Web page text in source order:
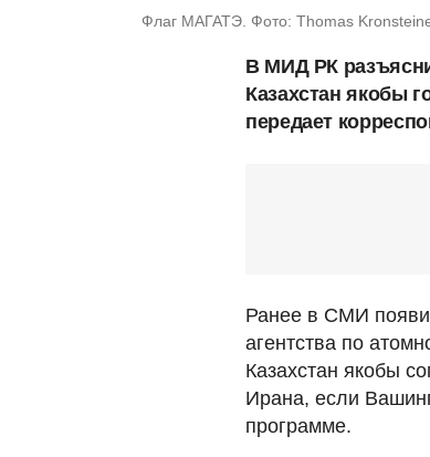
Флаг МАГАТЭ. Фото: Thomas
В МИД РК
Казахстан якобы
передает
Ранее в СМИ
агентства по
Казахстан якобы
Ирана, если
программе.